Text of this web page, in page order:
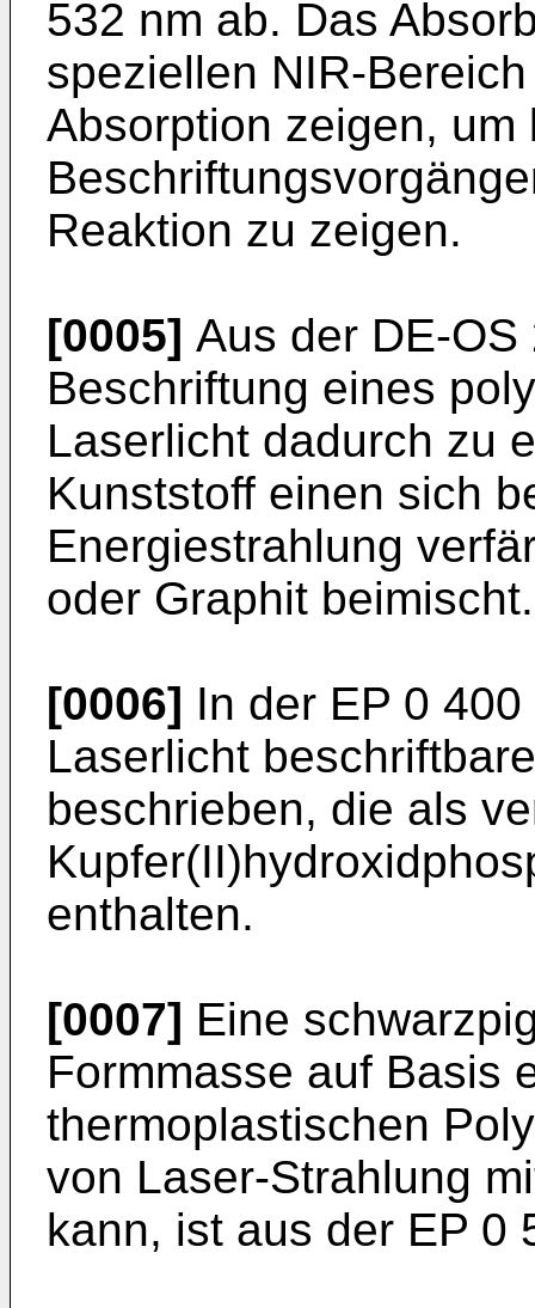
532 nm ab. Das
speziellen NIR-
Absorption zeigen,
Reaktion zu zeigen.
[0005] Aus der DE-
Beschriftung eines
Laserlicht dadurch zu
Kunststoff einen sich
Energiestrahlung
oder Graphit beimischt.
[0006] In der EP 0
Laserlicht
beschrieben, die als
enthalten.
[0007] Eine
Formmasse auf Basis
thermoplastischen
von Laser-Strahlung
kann, ist aus der EP 0